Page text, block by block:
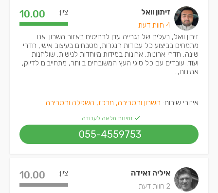
זיתון וואל
4 חוות דעת
ציון: 10.00
זיתון וואל, בעלים של נגרייה עדן לרהיטים באזור השרון. אנו
מתמחים בביצוע כל עבודות הנגרות, מטבחים בעיצוב אישי, חדרי
שינה, חדרי ארונות, ארונות במידות מיוחדות לנישות, שולחנות
ועוד. עובדים עם כל סוגי העץ המשובחים ביותר, מתחייבים לדיוק,
אמינות,...
איזורי שירות: השרון והסביבה, מרכז, השפלה והסביבה
זמינות מלאה לעבודה
055-4559753
איליה זאידה
2 חוות דעת
ציון: 10.00